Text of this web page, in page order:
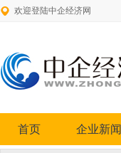
欢迎登陆中企经济网
首页 企业新闻